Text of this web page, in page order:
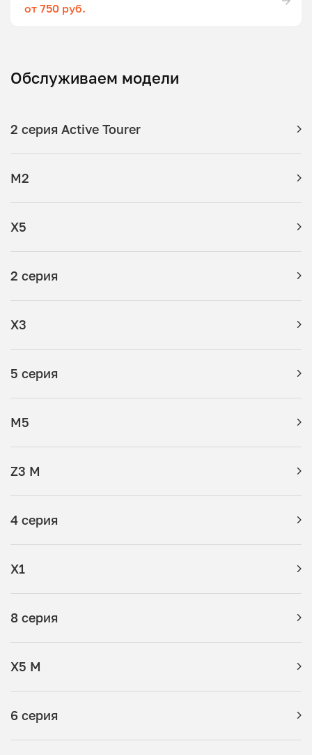
от 750 руб.
Обслуживаем модели
2 серия Active Tourer
M2
X5
2 серия
X3
5 серия
M5
Z3 M
4 серия
X1
8 серия
X5 M
6 серия